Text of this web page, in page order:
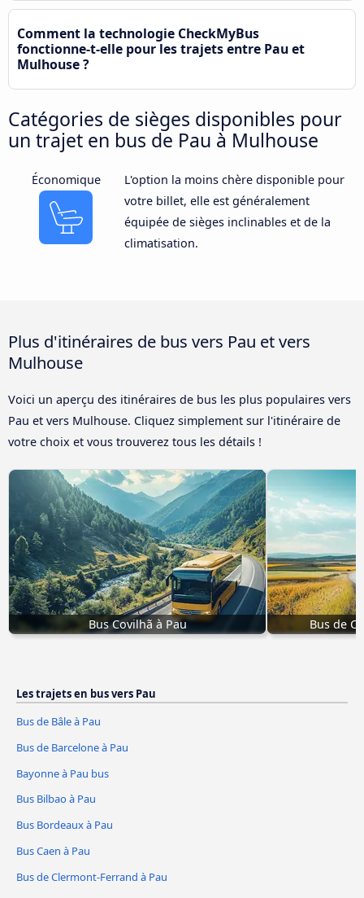
Comment la technologie CheckMyBus
fonctionne-t-elle pour les trajets entre Pau et
Mulhouse ?
Catégories de sièges disponibles pour
un trajet en bus de Pau à Mulhouse
Économique
L'option la moins chère disponible pour
votre billet, elle est généralement
équipée de sièges inclinables et de la
climatisation.
Plus d'itinéraires de bus vers Pau et vers
Mulhouse
Voici un aperçu des itinéraires de bus les plus populaires vers
Pau et vers Mulhouse. Cliquez simplement sur l'itinéraire de
votre choix et vous trouverez tous les détails !
Bus Covilhã à Pau Bus de
Les trajets en bus vers Pau
Bus de Bâle à Pau
Bus de Barcelone à Pau
Bayonne à Pau bus
Bus Bilbao à Pau
Bus Bordeaux à Pau
Bus Caen à Pau
Bus de Clermont-Ferrand à Pau